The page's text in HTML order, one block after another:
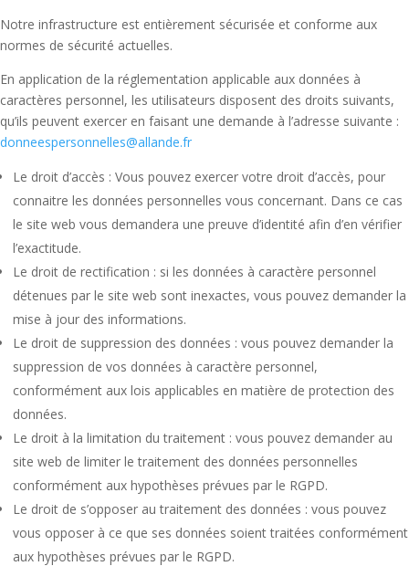
Notre infrastructure est entièrement sécurisée et conforme aux
normes de sécurité actuelles.
En application de la réglementation applicable aux données à
caractères personnel, les utilisateurs disposent des droits suivants,
qu’ils peuvent exercer en faisant une demande à l’adresse suivante :
donneespersonnelles@allande.fr
Le droit d’accès : Vous pouvez exercer votre droit d’accès, pour
connaitre les données personnelles vous concernant. Dans ce cas
le site web vous demandera une preuve d’identité afin d’en vérifier
l’exactitude.
Le droit de rectification : si les données à caractère personnel
détenues par le site web sont inexactes, vous pouvez demander la
mise à jour des informations.
Le droit de suppression des données : vous pouvez demander la
suppression de vos données à caractère personnel,
conformément aux lois applicables en matière de protection des
données.
Le droit à la limitation du traitement : vous pouvez demander au
site web de limiter le traitement des données personnelles
conformément aux hypothèses prévues par le RGPD.
Le droit de s’opposer au traitement des données : vous pouvez
vous opposer à ce que ses données soient traitées conformément
aux hypothèses prévues par le RGPD.